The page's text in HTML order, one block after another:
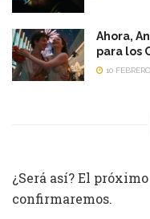
Ahora,
para los
10
¿Será así? El
confirmaremos.